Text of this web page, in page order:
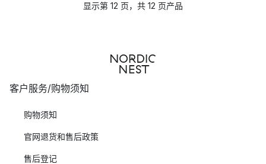
显示第 12 页，共 12 页产品
客户服务/购物须知
购物须知
官网退货和售后政策
售后登记